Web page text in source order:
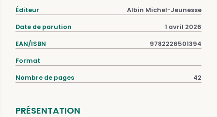
Éditeur Albin Michel-Jeunesse
Date de parution 1 avril 2026
EAN/ISBN 9782226501394
Format
Nombre de pages 42
PRÉSENTATION